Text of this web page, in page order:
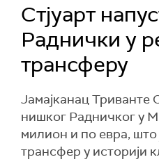
Стјуарт
Раднички у
трансферу
Јамајканац Триванте
нишког Радничког у
милион и по евра,
трансфер у историји